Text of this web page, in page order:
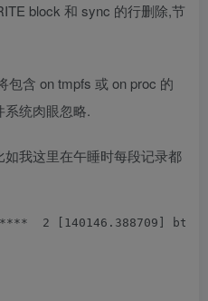
block 和 sync 的行删除,节
包含 on tmpfs 或 on proc 的
统肉眼忽略.
我这里在午睡时每段记录都
2 [140146.388709]